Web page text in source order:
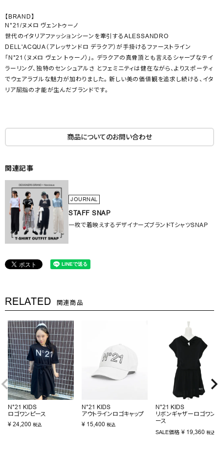
【BRAND】
N°21/ヌメロ ヴェントゥーノ
世代のイタリアファッションシーンを牽引するALESSANDRO
DELL'ACQUA（アレッサンドロ デラクア）が手掛けるファーストライン
「N°21（ヌメロ ヴェン トゥーノ）」。 デラクアの真骨頂とも言えるシャープなテイ
ラーリング、独特のセンシュアルさ とフェミニティは健在ながら、よりスポーティ
でウェアラブルな魅力が加わりました。 新しい美の価値観を追求し続ける、イタ
リア屈指の才能が生んだブランドです。
商品についてのお問い合わせ
関連記事
JOURNAL
STAFF SNAP
一枚で着映えするデザイナーズブランドTシャツSNAP
RELATED 関連商品
N°21 KIDS
ロゴワンピース
¥ 24,200 税込
N°21 KIDS
アウトラインロゴキャップ
¥ 15,400 税込
N°21 KIDS
リボンギャザーロゴワン
ース
SALE価格 ¥ 19,360 税込